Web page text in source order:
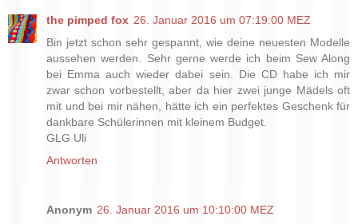
the pimped fox 26. Januar 2016 um 07:19:00 MEZ
Bin jetzt schon sehr gespannt, wie deine neuesten Modelle
aussehen werden. Sehr gerne werde ich beim Sew Along
bei Emma auch wieder dabei sein. Die CD habe ich mir
zwar schon vorbestellt, aber da hier zwei junge Mädels oft
mit und bei mir nähen, hätte ich ein perfektes Geschenk für
dankbare Schülerinnen mit kleinem Budget.
GLG Uli
Antworten
Anonym 26. Januar 2016 um 10:10:00 MEZ